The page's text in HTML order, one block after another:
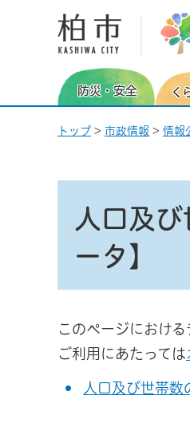
柏市 つづくを、つ
防災・安全 く
トップ > 市政情報 > 情報
人口及
ータ】
このページにおけ
ご利用にあたっては
人口及び世帯数